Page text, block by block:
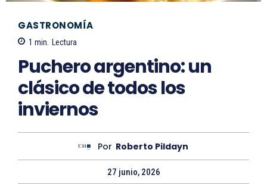
GASTRONOMÍA
1 min. Lectura
Puchero argentino: un
clásico de todos los
inviernos
Por Roberto Pildayn
27 junio, 2026